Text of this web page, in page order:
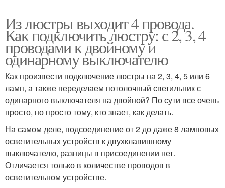
Из люстры выходит 4 провода.
Как подключить люстру: с 2, 3, 4
проводами к двойному и
одинарному выключателю
Как произвести подключение люстры на 2, 3, 4, 5 или 6
ламп, а также переделаем потолочный светильник с
одинарного выключателя на двойной? По сути все очень
просто, но просто тому, кто знает, как делать.
На самом деле, подсоединение от 2 до даже 8 ламповых
осветительных устройств к двухклавишному
выключателю, разницы в присоединении нет.
Отличается только в количестве проводов в
осветительном устройстве.